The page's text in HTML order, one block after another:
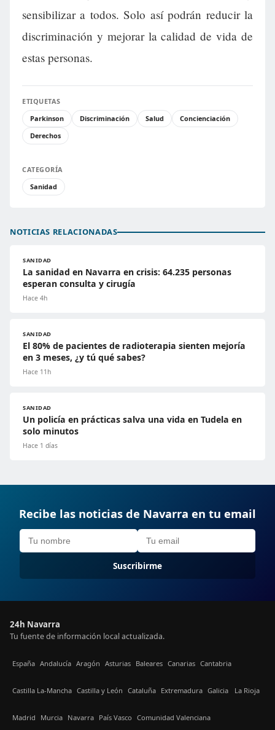
sensibilizar a todos. Solo así podrán reducir la
discriminación y mejorar la calidad de vida de
estas personas.
ETIQUETAS
Parkinson
Discriminación Salud
Concienciación
Derechos
CATEGORÍA
Sanidad
NOTICIAS RELACIONADAS
SANIDAD
La sanidad en Navarra en crisis: 64.235 personas
esperan consulta y cirugía
Hace 4h
SANIDAD
El 80% de pacientes de radioterapia sienten mejoría
en 3 meses, ¿y tú qué sabes?
Hace 11h
SANIDAD
Un policía en prácticas salva una vida en Tudela en
solo minutos
Hace 1 días
Recibe las noticias de Navarra en tu email
Suscribirme
24h Navarra
Tu fuente de información local actualizada.
España Andalucía Aragón Asturias Baleares Canarias Cantabria
Castilla La-Mancha Castilla y León Cataluña Extremadura Galicia La Rioja
Madrid Murcia Navarra País Vasco Comunidad Valenciana